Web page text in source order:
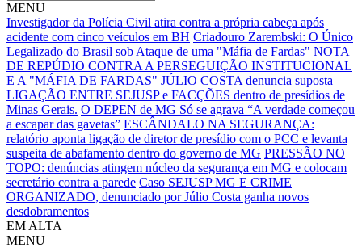
MENU
Investigador da Polícia Civil atira contra a própria cabeça após
acidente com cinco veículos em BH Criadouro Zarembski: O Único
Legalizado do Brasil sob Ataque de uma "Máfia de Fardas" NOTA
DE REPÚDIO CONTRA A PERSEGUIÇÃO INSTITUCIONAL
E A "MÁFIA DE FARDAS" JÚLIO COSTA denuncia suposta
LIGAÇÃO ENTRE SEJUSP e FACÇÕES dentro de presídios de
Minas Gerais. O DEPEN de MG Só se agrava “A verdade começou
a escapar das gavetas” ESCÂNDALO NA SEGURANÇA:
relatório aponta ligação de diretor de presídio com o PCC e levanta
suspeita de abafamento dentro do governo de MG PRESSÃO NO
TOPO: denúncias atingem núcleo da segurança em MG e colocam
secretário contra a parede Caso SEJUSP MG E CRIME
ORGANIZADO, denunciado por Júlio Costa ganha novos
desdobramentos
EM ALTA
MENU